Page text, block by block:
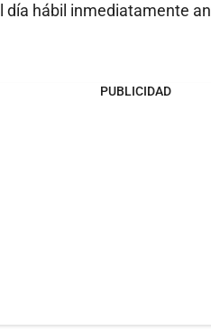
día hábil inmediatamente
PUBLICIDAD